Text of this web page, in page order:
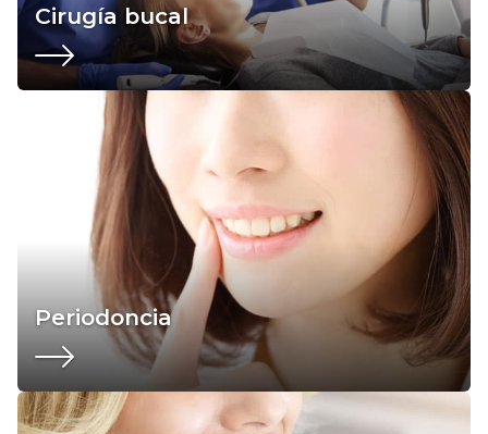
Cirugía bucal
Periodoncia